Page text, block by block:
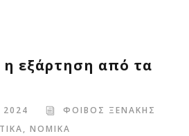
η εξάρτηση από τα
ΦΟΙΒΟΣ ΞΕΝΑΚΗΣ
, ΝΟΜΙΚΑ